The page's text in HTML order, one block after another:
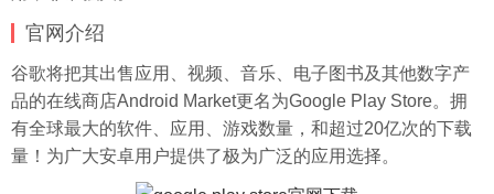
官网介绍
谷歌将把其出售应用、视频、音乐、电子图书及其他数字产
品的在线商店Android Market更名为Google Play Store。拥
有全球最大的软件、应用、游戏数量，和超过20亿次的下载
量！为广大安卓用户提供了极为广泛的应用选择。